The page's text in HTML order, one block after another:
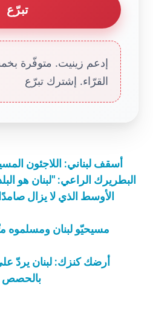
تبرّع
إدعم زينيت. متوفّرة
القرّاء. إشترك تبرّع
أسقف لبناني: اللاجئون
البطريرك الراعي: "لبنان هو
الأوسط الذي لا يزال
مسيحيّو لبنان ومسلموه
أرضك كنزك: لبنان يردّ
بالحصص